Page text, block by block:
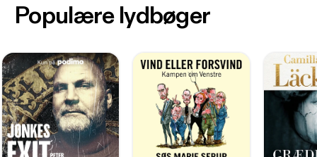
Populære lydbøger